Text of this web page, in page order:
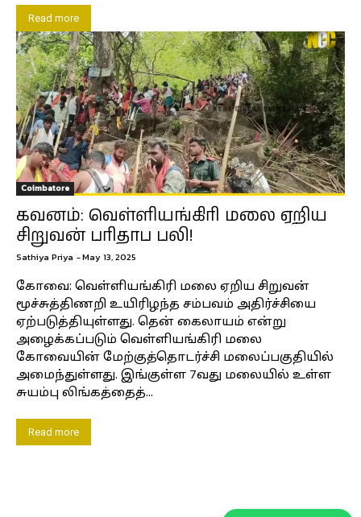
Read more
Coimbatore
கவனம்: வெள்ளியங்கிரி மலை ஏறிய
சிறுவன் பரிதாப பலி!
Sathiya Priya -May 13, 2025
கோவை: வெள்ளியங்கிரி மலை ஏறிய சிறுவன்
மூச்சுத்திணறி உயிரிழந்த சம்பவம் அதிர்ச்சியை
ஏற்படுத்தியுள்ளது. தென் கைலாயம் என்று
அழைக்கப்படும் வெள்ளியங்கிரி மலை
கோவையின் மேற்குத்தொடர்ச்சி மலைப்பகுதியில்
அமைந்துள்ளது. இங்குள்ள 7வது மலையில் உள்ள
சுயம்பு லிங்கத்தைத்...
Read more